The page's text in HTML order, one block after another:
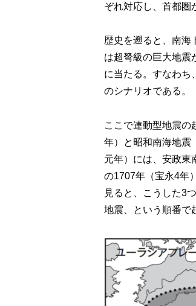
ぞれ対応し、首都圏
歴史を遡ると、南海
は超弩級の巨大地震
に当たる。すなわち
のシナリオである。
ここで連動型地震の
年）と昭和南海地震
元年）には、安政東
の1707年（宝永4年
見ると、こうした3
地震、という順番で